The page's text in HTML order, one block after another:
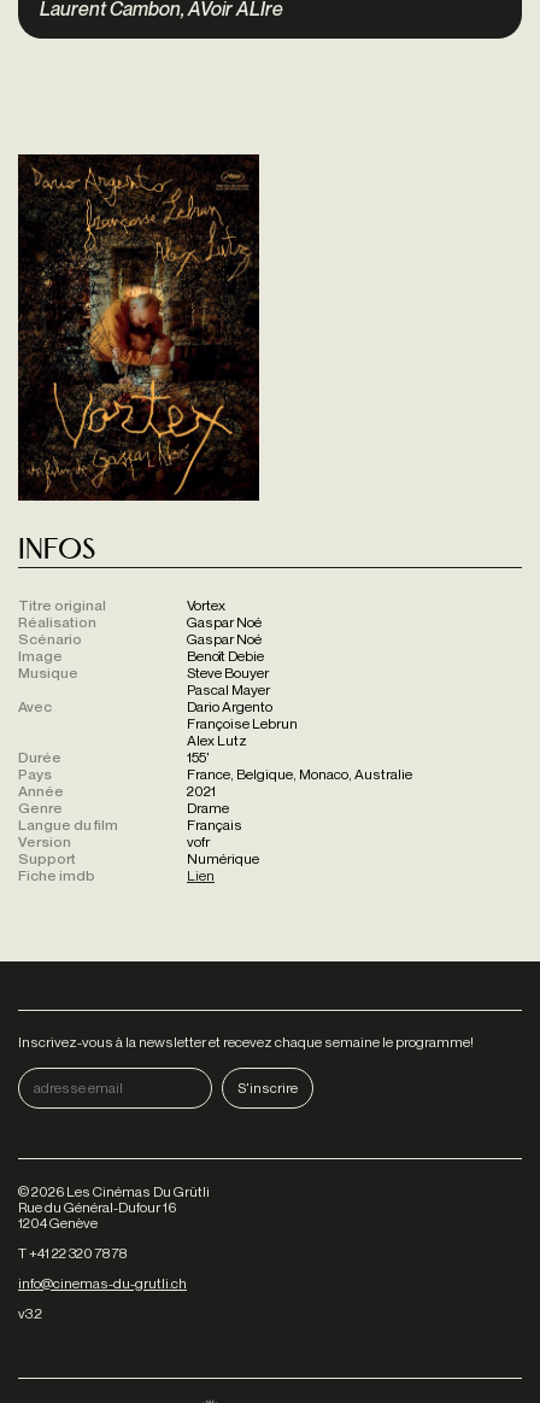
Laurent Cambon, AVoir ALIre
Infos
Titre original
Vortex
Réalisation
Gaspar Noé
Scénario
Gaspar Noé
Image
Benoît Debie
Musique
Steve Bouyer
Pascal Mayer
Avec
Dario Argento
Françoise Lebrun
Alex Lutz
Durée
155'
Pays
France, Belgique, Monaco, Australie
Année
2021
Genre
Drame
Langue du film
Français
Version
vofr
Support
Numérique
Fiche imdb
Lien
Inscrivez-vous à la newsletter et recevez chaque semaine le programme!
©2026 Les Cinémas Du Grütli
Rue du Général-Dufour 16
1204 Genève
T +41 22 320 78 78
info@cinemas-du-grutli.ch
v3.2